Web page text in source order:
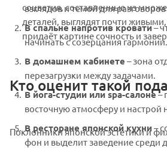
соцветия, составленные из
деталей, выглядят почти живыми,
придаёт картине сочность и
взглядов и темой для
В спальне напротив кровати–
начинать с созерцания гармонии.
В домашнем кабинете – зона
перезагрузки между задачами.
В йога-студии или spa-салоне–
восточную атмосферу и настрой
В ресторане японской кухни–
фон и выделит заведение среди
Кто оценит такой
Поклонники японской эстетики и